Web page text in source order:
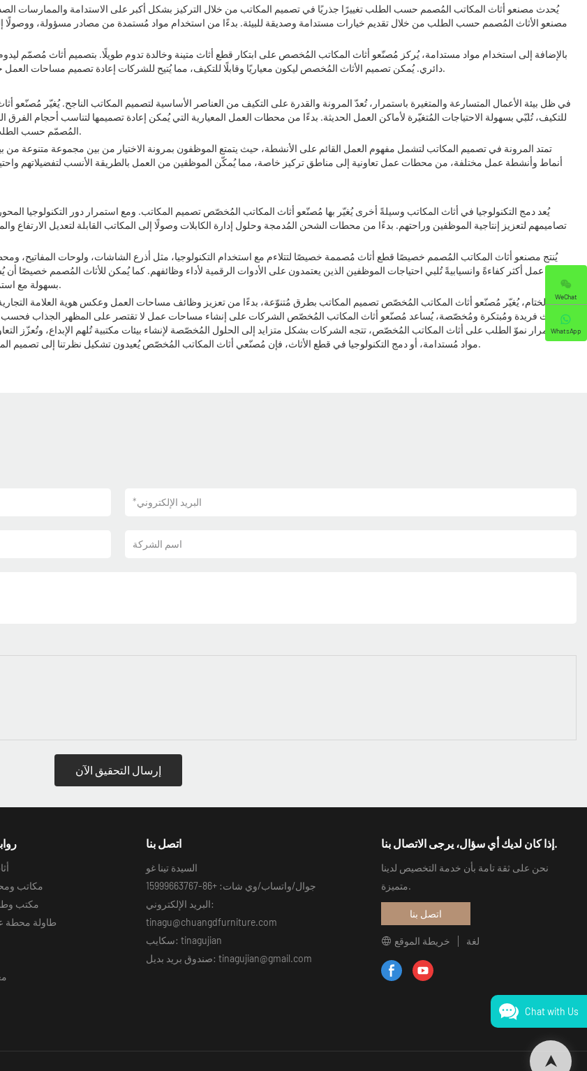
يُحدث مصنعو أثاث المكاتب المُصمم حسب الطلب تغييرًا جذريًا في تصميم المكاتب من خلال التركيز بشكل أكبر على الاستدامة والممارسات
مصنعو الأثاث المُصمم حسب الطلب من خلال تقديم خيارات مستدامة وصديقة للبيئة. بدءًا من استخدام مواد مُستمدة من مصادر مسؤولة، ووصولًا
بالإضافة إلى استخدام مواد مستدامة، يُركز مُصنّعو أثاث المكاتب المُخصص على ابتكار قطع أثاث متينة وخالدة تدوم طويلًا. بتصميم أثاث مُصمّم
دائري. يُمكن تصميم الأثاث المُخصص ليكون معياريًا وقابلًا للتكيف، مما يُتيح للشركات إعادة تصميم مساحات العمل حسب الحاجة دون الحاجة إلى شراء قطع أثاث جديدة، مما يُعزز الاستدامة ويُقلل النفايات.
في ظل بيئة الأعمال المتسارعة والمتغيرة باستمرار، تُعدّ المرونة والقدرة على التكيف من العناصر الأساسية لتصميم المكاتب الناجح. يُغيّر
للتكيف، تُلبّي بسهولة الاحتياجات المُتغيّرة لأماكن العمل الحديثة. بدءًا من محطات العمل المعيارية التي يُمكن إعادة تصميمها لتناسب أحجام الفرق
المُصمّم حسب الطلب للشركات إنشاء مساحات عمل ديناميكية ورشيقة تتكيّف مع التحديات والفرص الجديدة.
تمتد المرونة في تصميم المكاتب لتشمل مفهوم العمل القائم على الأنشطة، حيث يتمتع الموظفون بمرونة الاختيار من بين مجموعة متنوعة
أنماط وأنشطة عمل مختلفة، من محطات عمل تعاونية إلى مناطق تركيز خاصة، مما يُمكّن الموظفين من العمل بالطريقة الأنسب لتفضيلاتهم
يُعد دمج التكنولوجيا في أثاث المكاتب وسيلةً أخرى يُغيّر بها مُصنّعو أثاث المكاتب المُخصّص تصميم المكاتب. ومع استمرار دور التكنولوجيا
تصاميمهم لتعزيز إنتاجية الموظفين وراحتهم. بدءًا من محطات الشحن المُدمجة وحلول إدارة الكابلات وصولًا إلى المكاتب القابلة لتعديل
يُنتج مصنعو أثاث المكاتب المُصمم خصيصًا قطع أثاث مُصممة خصيصًا لتتلاءم مع استخدام التكنولوجيا، مثل أذرع الشاشات، ولوحات المفاتيح،
مساحة عمل أكثر كفاءةً وانسيابيةً تُلبي احتياجات الموظفين الذين يعتمدون على الأدوات الرقمية لأداء وظائفهم. كما يُمكن للأثاث المُصمم خصيصًا
بسهولة مع استمرار تطور التكنولوجيا، مما يضمن أن يظل تصميم مكاتبها مُواكبًا لأحدث التطورات ومُلائمًا.
في الختام، يُغيّر مُصنّعو أثاث المكاتب المُخصّص تصميم المكاتب بطرق مُتنوّعة، بدءًا من تعزيز وظائف مساحات العمل وعكس هوية العلامة
أثاث فريدة ومُبتكرة ومُخصّصة، يُساعد مُصنّعو أثاث المكاتب المُخصّص الشركات على إنشاء مساحات عمل لا تقتصر على المظهر الجذاب فحسب،
استمرار نموّ الطلب على أثاث المكاتب المُخصّص، تتجه الشركات بشكل متزايد إلى الحلول المُخصّصة لإنشاء بيئات مكتبية تُلهم الإبداع، وتُعزّز
مواد مُستدامة، أو دمج التكنولوجيا في قطع الأثاث، فإن مُصنّعي أثاث المكاتب المُخصّص يُعيدون تشكيل نظرتنا إلى تصميم المكاتب، ويُساعدون الشركات على إنشاء أماكن عمل فريدة ومُتميّزة تمامًا كشركاتها نفسها.
*البريد الإلكتروني
اسم الشركة
إرسال التحقيق الآن
مكاتب
مكتب
طاولة محطة
اتصل بنا
السيدة تينا غو
جوال/واتساب/وي شات: +86-15999663767
البريد الإلكتروني:
tinagu@chuangdfurniture.com
سكايب: tinagujian
صندوق بريد بديل: tinagujian@gmail.com
إذا كان لديك أي سؤال، يرجى الاتصال بنا.
نحن على ثقة تامة بأن خدمة التخصيص لدينا
متميزة.
اتصل بنا
لغة خريطة الموقع
Chat with Us
WeChat
WhatsApp